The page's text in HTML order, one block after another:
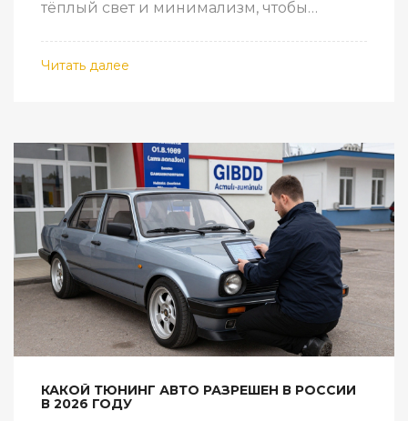
тёплый свет и минимализм, чтобы
пространство.
Читать далее
КАКОЙ ТЮНИНГ АВТО РАЗРЕШЕН В РОССИИ
В 2026 ГОДУ